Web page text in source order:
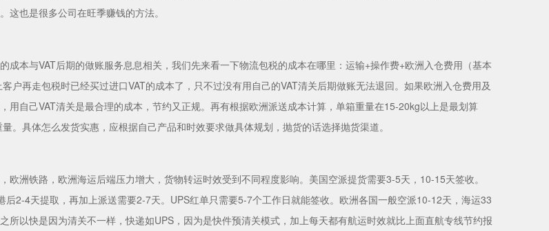
这也是很多公司在旺季赚钱的方法。
成本与VAT后期的做账服务息息相关，我们先来看一下物流包税的成本在哪里：运输+操作费+欧洲入仓费用（基本
户再走包税时已经买过进口VAT的成本了，只不过没有用自己的VAT清关后期做账无法退回。如果欧洲入仓费用及
用自己VAT清关是最合理的成本，节约又正规。再有根据欧洲派送成本计算，单箱重量在15-20kg以上是最划算
。具体怎么发货实惠，应根据自己产品和时效要求做具体规划，抛货的话选择抛货渠道。
欧洲铁路，欧洲海运后端压力增大，货物转运时效受到不同程度影响。美国空派提货需要3-5天，10-15天签收。
后2-4天提取，再加上派送需要2-7天。UPS红单只需要5-7个工作日就能签收。欧洲各国一般空派10-12天，海运33
所以快是因为清关不一样，快递如UPS，因为是快件预清关模式，加上每天都有航运时效就比上面直航专线节约报